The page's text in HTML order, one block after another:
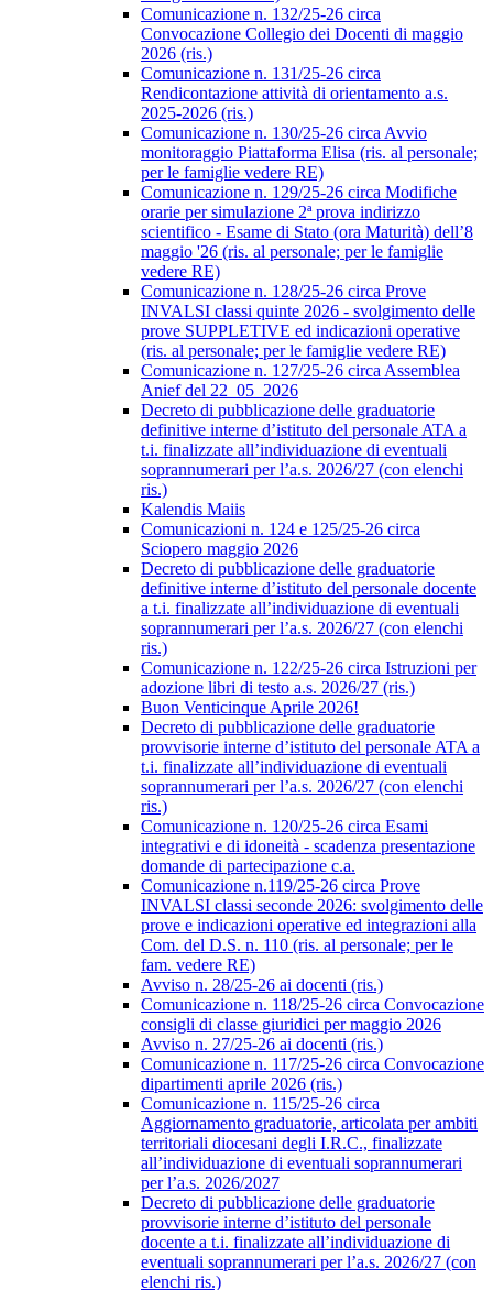
Comunicazione n. 132/25-26 circa
Convocazione Collegio dei Docenti di maggio
2026 (ris.)
Comunicazione n. 131/25-26 circa
Rendicontazione attività di orientamento a.s.
2025-2026 (ris.)
Comunicazione n. 130/25-26 circa Avvio
monitoraggio Piattaforma Elisa (ris. al personale;
per le famiglie vedere RE)
Comunicazione n. 129/25-26 circa Modifiche
orarie per simulazione 2ª prova indirizzo
scientifico - Esame di Stato (ora Maturità) dell’8
maggio '26 (ris. al personale; per le famiglie
vedere RE)
Comunicazione n. 128/25-26 circa Prove
INVALSI classi quinte 2026 - svolgimento delle
prove SUPPLETIVE ed indicazioni operative
(ris. al personale; per le famiglie vedere RE)
Comunicazione n. 127/25-26 circa Assemblea
Anief del 22_05_2026
Decreto di pubblicazione delle graduatorie
definitive interne d’istituto del personale ATA a
t.i. finalizzate all’individuazione di eventuali
soprannumerari per l’a.s. 2026/27 (con elenchi
ris.)
Kalendis Maiis
Comunicazioni n. 124 e 125/25-26 circa
Sciopero maggio 2026
Decreto di pubblicazione delle graduatorie
definitive interne d’istituto del personale docente
a t.i. finalizzate all’individuazione di eventuali
soprannumerari per l’a.s. 2026/27 (con elenchi
ris.)
Comunicazione n. 122/25-26 circa Istruzioni per
adozione libri di testo a.s. 2026/27 (ris.)
Buon Venticinque Aprile 2026!
Decreto di pubblicazione delle graduatorie
provvisorie interne d’istituto del personale ATA a
t.i. finalizzate all’individuazione di eventuali
soprannumerari per l’a.s. 2026/27 (con elenchi
ris.)
Comunicazione n. 120/25-26 circa Esami
integrativi e di idoneità - scadenza presentazione
domande di partecipazione c.a.
Comunicazione n.119/25-26 circa Prove
INVALSI classi seconde 2026: svolgimento delle
prove e indicazioni operative ed integrazioni alla
Com. del D.S. n. 110 (ris. al personale; per le
fam. vedere RE)
Avviso n. 28/25-26 ai docenti (ris.)
Comunicazione n. 118/25-26 circa Convocazione
consigli di classe giuridici per maggio 2026
Avviso n. 27/25-26 ai docenti (ris.)
Comunicazione n. 117/25-26 circa Convocazione
dipartimenti aprile 2026 (ris.)
Comunicazione n. 115/25-26 circa
Aggiornamento graduatorie, articolata per ambiti
territoriali diocesani degli I.R.C., finalizzate
all’individuazione di eventuali soprannumerari
per l’a.s. 2026/2027
Decreto di pubblicazione delle graduatorie
provvisorie interne d’istituto del personale
docente a t.i. finalizzate all’individuazione di
eventuali soprannumerari per l’a.s. 2026/27 (con
elenchi ris.)